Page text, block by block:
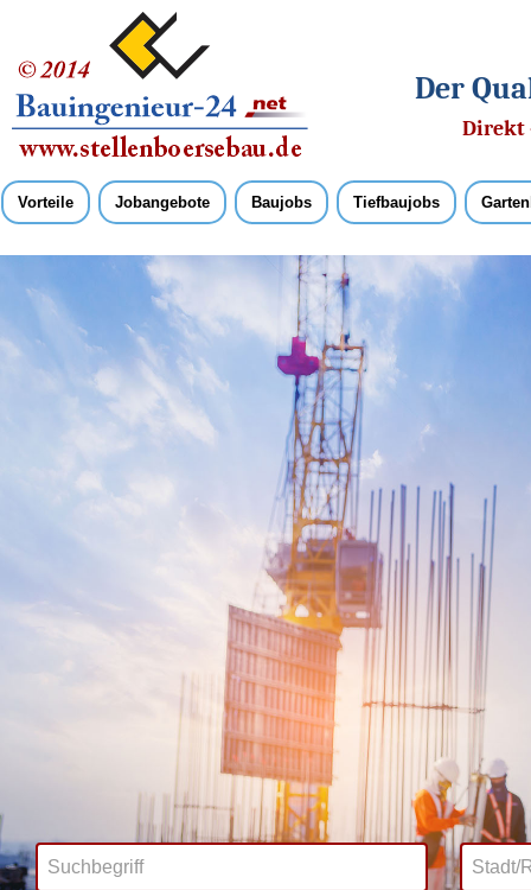
Der
Direkt
Vorteile Jobangebote Baujobs Tiefbaujobs